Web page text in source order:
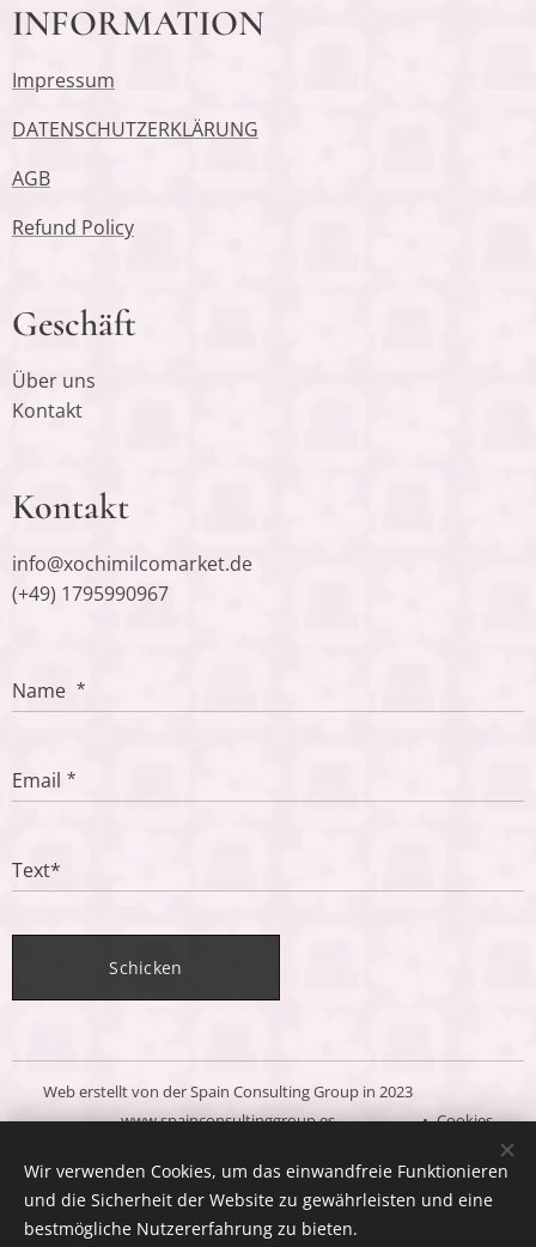
INFORMATION
Impressum
DATENSCHUTZERKLÄRUNG
AGB
Refund Policy
Geschäft
Über uns
Kontakt
Kontakt
info@xochimilcomarket.de
(+49) 1795990967
Name
Email
Text*
Schicken
Web erstellt von der Spain Consulting Group in 2023
www.spainconsultinggroup.es
Cookies
Sprachen
Español
Deutsch English
Wir verwenden Cookies, um das einwandfreie Funktionieren
und die Sicherheit der Website zu gewährleisten und eine
bestmögliche Nutzererfahrung zu bieten.